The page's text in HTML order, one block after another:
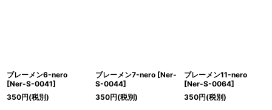
ブレーメン6-nero
[Ner-S-0041]
350円(税別)
ブレーメン7-nero [Ner-
S-0044]
350円(税別)
ブレーメン11-nero
[Ner-S-0064]
350円(税別)